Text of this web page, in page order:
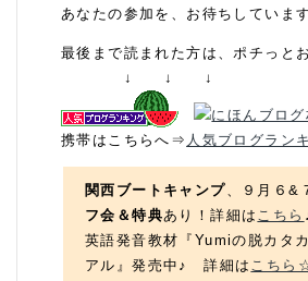
あなたの参加を、お待ちしていま
最後まで読まれた方は、ポチっと
↓ ↓ ↓
携帯はこちらへ⇒ 人気ブログラン
関西ブートキャンプ、９月６&
フ会＆特典あり！詳細は こちら
英語発音教材『Yumiの脱カタ
アル』発売中♪ 詳細は こちら